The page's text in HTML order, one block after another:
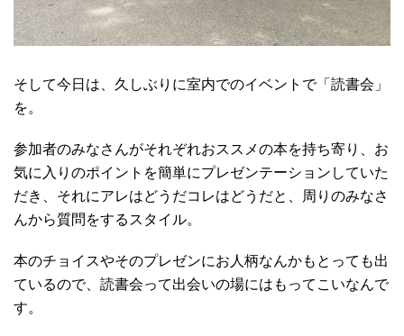
そして今日は、久しぶりに室内でのイベントで「読書会」
を。
参加者のみなさんがそれぞれおススメの本を持ち寄り、お
気に入りのポイントを簡単にプレゼンテーションしていた
だき、それにアレはどうだコレはどうだと、周りのみなさ
んから質問をするスタイル。
本のチョイスやそのプレゼンにお人柄なんかもとっても出
ているので、読書会って出会いの場にはもってこいなんで
す。